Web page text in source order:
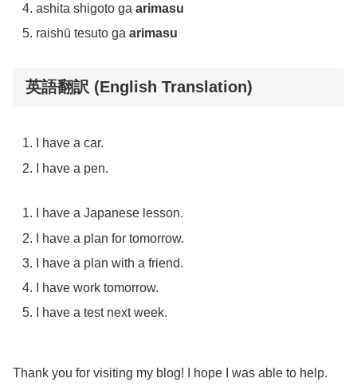
ashita shigoto gaarimasu
raishū tesuto gaarimasu
英語翻訳 (English Translation)
I have a car.
I have a pen.
I have a Japanese lesson.
I have a plan for tomorrow.
I have a plan with a friend.
I have work tomorrow.
I have a test next week.
Thank you for visiting my blog! I hope I was able to help.